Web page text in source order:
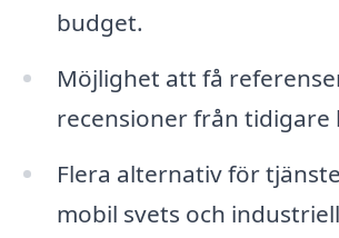
budget.
Möjlighet att få
recensioner från tidigare
Flera alternativ för
mobil svets och